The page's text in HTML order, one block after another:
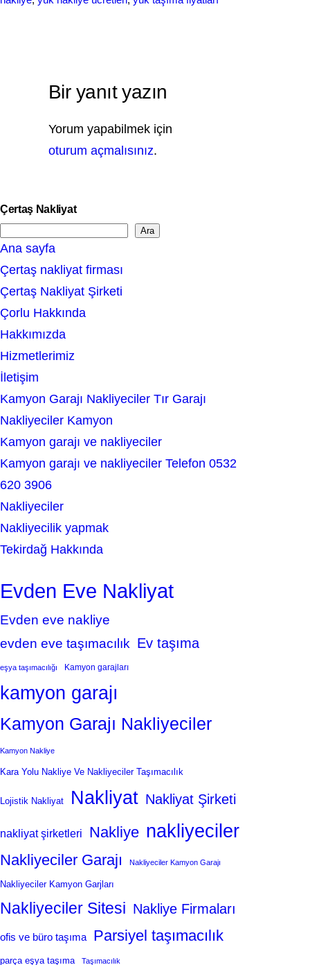
Bir yanıt yazın
Yorum yapabilmek için
oturum açmalısınız.
Çertaş Nakliyat
e
a
r
c
h
Ara
Ana sayfa
Çertaş nakliyat firması
Çertaş Nakliyat Şirketi
Çorlu Hakkında
Hakkımızda
Hizmetlerimiz
İletişim
Kamyon Garajı Nakliyeciler Tır Garajı
Nakliyeciler Kamyon
Kamyon garajı ve nakliyeciler
Kamyon garajı ve nakliyeciler Telefon 0532
620 3906
Nakliyeciler
Nakliyecilik yapmak
Tekirdağ Hakkında
Evden Eve Nakliyat
Evden eve nakliye
evden eve taşımacılık Ev taşıma
eşya taşımacılığı Kamyon garajları
kamyon garajı
Kamyon Garajı Nakliyeciler
Kamyon Nakliye
Kara Yolu Nakliye Ve Nakliyeciler Taşımacılık
Lojistik Nakliyat Nakliyat Nakliyat Şirketi
nakliyat şirketleri Nakliye nakliyeciler
Nakliyeciler Garajı Nakliyeciler Kamyon Garajı
Nakliyeciler Kamyon Garjları
Nakliyeciler Sitesi Nakliye Firmaları
ofis ve büro taşıma Parsiyel taşımacılık
parça eşya taşıma Taşımacılık